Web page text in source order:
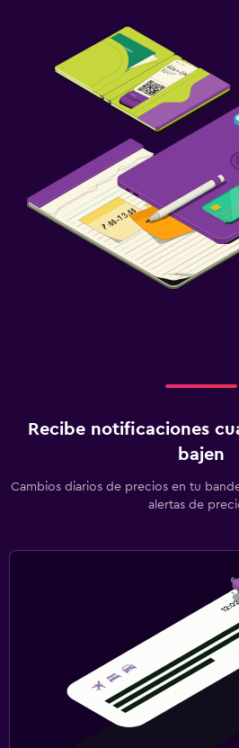
Recibe notificaciones
bajen
Cambios diarios de precios en tu
alertas de